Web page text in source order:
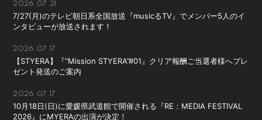
2026.07.21
7/27(月)のテレビ朝日系全国放送『musicるTV』でメンバー5人のイ
ンタビューが放送されます！
2026.07.17
【STYERA】『“Mission STYERA”#01』クリア報酬ご当選者様へプレ
ゼント発送のご案内
2026.07.17
10月18日(日)に愛媛県武道館で開催される『RE：MEDIA FESTIVAL
2026』にMYERAの出演が決定！